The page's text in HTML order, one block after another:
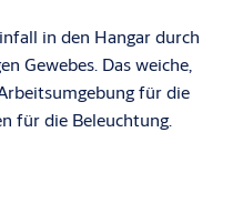
in den Hangar durch
Gewebes. Das weiche,
für die
für die Beleuchtung.